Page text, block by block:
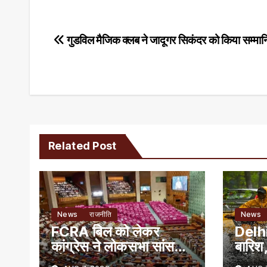
Post
गुडविल मैजिक क्लब ने जादूगर सिकंदर को किया
Related Post
News राजनीति
FCRA बिल को लेकर
कांग्रेस ने लोकसभा सांसदों
को जारी किया व्हिप
News